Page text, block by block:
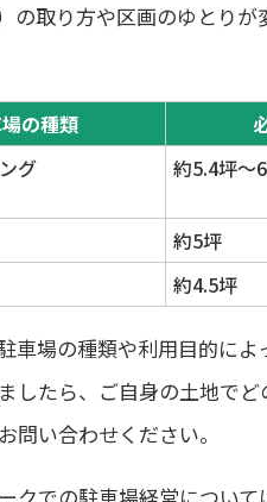
の取り方や区画のゆとり
の種類
グ
約5.4坪～
約5坪
約4.5坪
車場の種類や利用目的に
したら、ご自身の土地で
問い合わせください。